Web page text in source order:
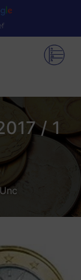
/ 1